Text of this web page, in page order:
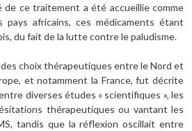
de ce traitement a été accueillie comme
africains, ces médicaments étant
du fait de la lutte contre le paludisme.
des choix thérapeutiques entre le Nord et
et notamment la France, fut décrite
diverses études « scientifiques », les
thérapeutiques ou vantant les
tandis que la réflexion oscillait entre